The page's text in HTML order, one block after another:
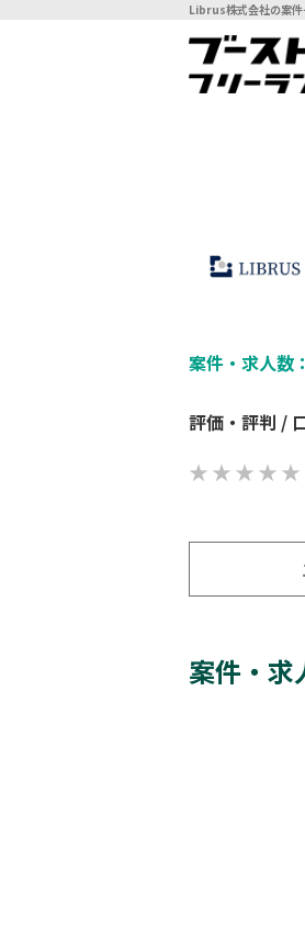
案件・求人数
評価・評判 /
案件・求